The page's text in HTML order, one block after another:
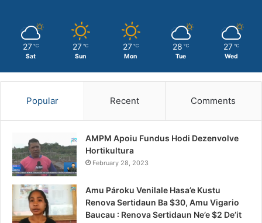
27 ℃
Sat
27 ℃
Sun
27 ℃
Mon
28 ℃
Tue
27 ℃
Wed
Popular Recent Comments
AMPM Apoiu Fundus Hodi Dezenvolve
Hortikultura
February 28, 2023
Amu Pároku Venilale Hasa’e Kustu
Renova Sertidaun Ba $30, Amu Vigario
Baucau : Renova Sertidaun Ne’e $2 De’it